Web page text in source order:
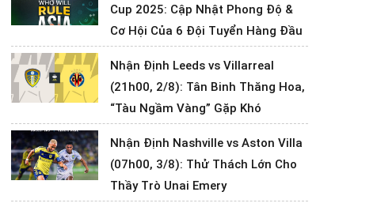
Cup 2025: Cập Nhật Phong Độ &
Cơ Hội Của 6 Đội Tuyển Hàng Đầu
Nhận Định Leeds vs Villarreal
(21h00, 2/8): Tân Binh Thăng Hoa,
“Tàu Ngầm Vàng” Gặp Khó
Nhận Định Nashville vs Aston Villa
(07h00, 3/8): Thử Thách Lớn Cho
Thầy Trò Unai Emery